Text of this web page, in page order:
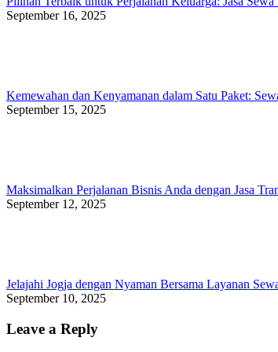
September 16, 2025
Kemewahan dan Kenyamanan dalam Satu Paket:
September 15, 2025
Maksimalkan Perjalanan Bisnis Anda dengan Jasa
September 12, 2025
Jelajahi Jogja dengan Nyaman Bersama Layanan
September 10, 2025
Leave a Reply